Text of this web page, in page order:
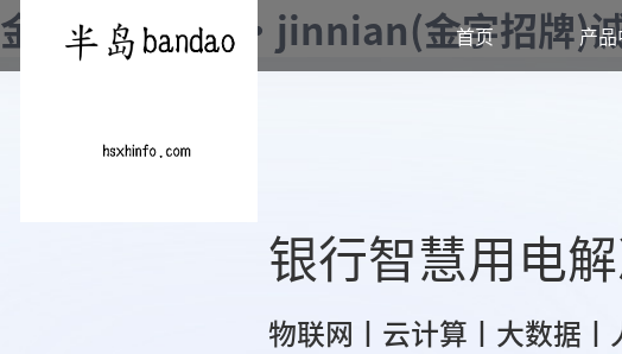
金年会|金年会·jinnian(金字招牌)
首页 产
银行智慧用电
物联网丨云计算丨大数据